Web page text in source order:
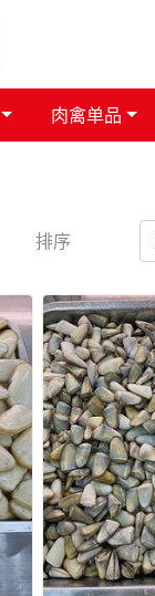
肉禽单品
排序